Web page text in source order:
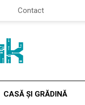
Contact
CASĂ ȘI GRĂDINĂ